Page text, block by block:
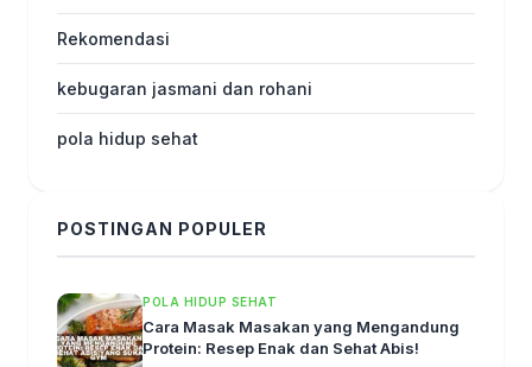
Rekomendasi
kebugaran jasmani dan rohani
pola hidup sehat
POSTINGAN POPULER
POLA HIDUP SEHAT
Cara Masak Masakan yang Mengandung
Protein: Resep Enak dan Sehat Abis!